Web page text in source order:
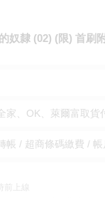
奴隸 (02) (限) 首刷
帳 / 超商條碼繳費 /
前上線